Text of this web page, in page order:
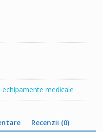
echipamente medicale
Recenzii (0)